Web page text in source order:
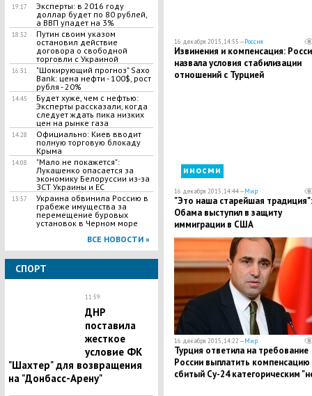
19:17
Эксперты: в 2016 году
доллар будет по 80 рублей,
а ВВП упадет на 3%
18:32
Путин своим указом
остановил действие
договора о свободной
торговли с Украиной
16:31
"Шокирующий прогноз" Saxo
Bank: цена нефти - 100$, рост
рубля - 20%
14:45
Будет хуже, чем с нефтью:
Эксперты рассказали, когда
следует ждать пика низких
цен на рынке газа
14:28
Официально: Киев вводит
полную торговую блокаду
Крыма
14:08
"Мало не покажется":
Лукашенко опасается за
экономику Белоруссии из-за
ЗСТ Украины и ЕС
13:57
Украина обвинила Россию в
грабеже имущества за
перемещение буровых
установок в Черном море
ВСЕ НОВОСТИ »
СПОРТ
11:59
ДНР
поставила
жесткое
условие ФК
"Шахтер" для возвращения
на "Донбасс-Арену"
16 декабря 2015, 14:55 —Россия
Извинения и компенсация:
назвала условия стабилизации
отношений с Турцией
иносми
16 декабря 2015, 14:44 —Мир
"Это наша старейшая традиция":
Обама выступил в защиту
иммиграции в США
16 декабря 2015, 14:22 —Мир
Турция ответила на требование
России выплатить компенсацию
сбитый Су-24 категорическим